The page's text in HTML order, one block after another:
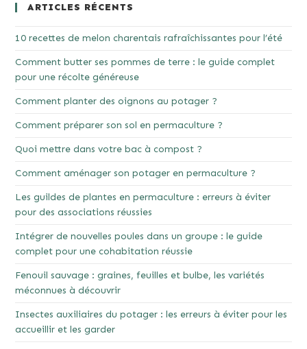
ARTICLES RÉCENTS
10 recettes de melon charentais rafraîchissantes pour l’été
Comment butter ses pommes de terre : le guide complet
pour une récolte généreuse
Comment planter des oignons au potager ?
Comment préparer son sol en permaculture ?
Quoi mettre dans votre bac à compost ?
Comment aménager son potager en permaculture ?
Les guildes de plantes en permaculture : erreurs à éviter
pour des associations réussies
Intégrer de nouvelles poules dans un groupe : le guide
complet pour une cohabitation réussie
Fenouil sauvage : graines, feuilles et bulbe, les variétés
méconnues à découvrir
Insectes auxiliaires du potager : les erreurs à éviter pour les
accueillir et les garder